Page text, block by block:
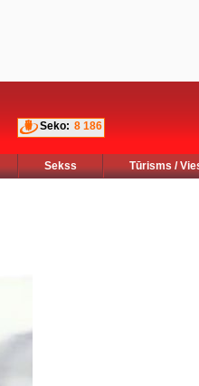
Seko: 8 186
Sekss Tūrisms /